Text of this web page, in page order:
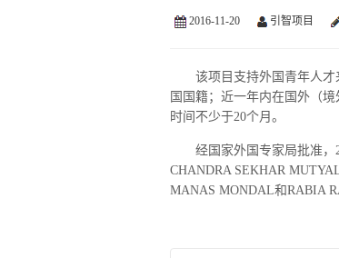
2016-11-20 引智项目
该项目支持外国青年人才
国国籍；近一年内在国外（
时间不少于20个月。
经国家外国专家局批准，
CHANDRA SEKHAR
MANAS MONDAL和RABIA